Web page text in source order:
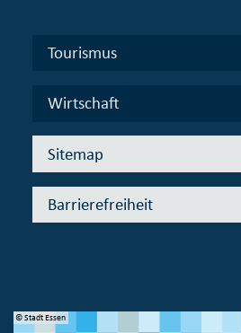
Tourismus
Wirtschaft
Sitemap
Barrierefreiheit
© Stadt Essen